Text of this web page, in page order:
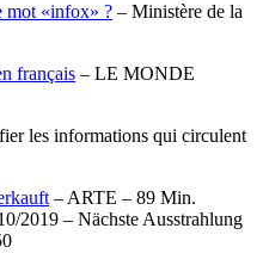
mot «infox» ? – Ministère de la
français – LE MONDE
les informations qui circulent
– ARTE – 89 Min.
2019 – Nächste Ausstrahlung